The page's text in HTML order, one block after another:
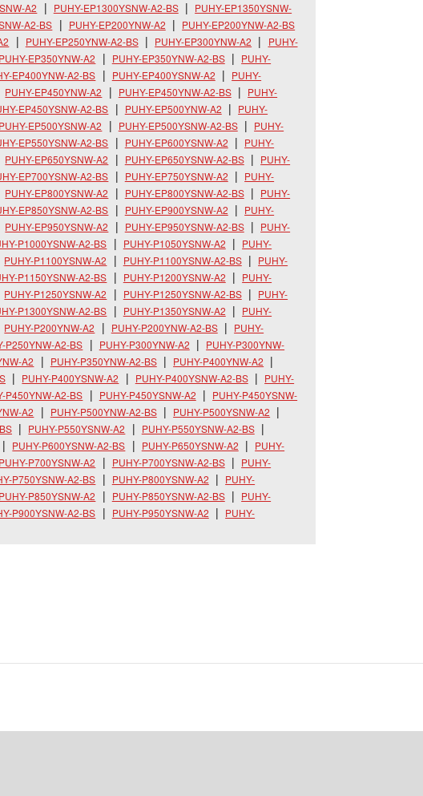
A2 PUHY-EP1300YSNW-A2-BS
PUHY-EP1350YSNW-
A2-BS PUHY-EP200YNW-A2
PUHY-EP200YNW-A2-BS
PUHY-EP250YNW-A2-BS PUHY-EP300YNW-A2
PUHY-
PUHY-EP350YNW-A2 PUHY-EP350YNW-A2-BS
PUHY-
EP400YNW-A2-BS PUHY-EP400YSNW-A2
PUHY-
PUHY-EP450YNW-A2 PUHY-EP450YNW-A2-BS
PUHY-
EP450YSNW-A2-BS PUHY-EP500YNW-A2
PUHY-
PUHY-EP500YSNW-A2 PUHY-EP500YSNW-A2-BS
PUHY-
EP550YSNW-A2-BS PUHY-EP600YSNW-A2
PUHY-
PUHY-EP650YSNW-A2 PUHY-EP650YSNW-A2-BS
PUHY-
EP700YSNW-A2-BS PUHY-EP750YSNW-A2
PUHY-
PUHY-EP800YSNW-A2 PUHY-EP800YSNW-A2-BS
PUHY-
EP850YSNW-A2-BS PUHY-EP900YSNW-A2
PUHY-
PUHY-EP950YSNW-A2 PUHY-EP950YSNW-A2-BS
PUHY-
P1000YSNW-A2-BS PUHY-P1050YSNW-A2
PUHY-
PUHY-P1100YSNW-A2 PUHY-P1100YSNW-A2-BS
PUHY-
P1150YSNW-A2-BS PUHY-P1200YSNW-A2
PUHY-
PUHY-P1250YSNW-A2 PUHY-P1250YSNW-A2-BS
PUHY-
P1300YSNW-A2-BS PUHY-P1350YSNW-A2
PUHY-
PUHY-P200YNW-A2 PUHY-P200YNW-A2-BS
PUHY-
P250YNW-A2-BS PUHY-P300YNW-A2
PUHY-P300YNW-
A2 PUHY-P350YNW-A2-BS
PUHY-P400YNW-A2
PUHY-P400YSNW-A2 PUHY-P400YSNW-A2-BS
PUHY-
P450YNW-A2-BS PUHY-P450YSNW-A2
PUHY-P450YSNW-
A2 PUHY-P500YNW-A2-BS
PUHY-P500YSNW-A2
PUHY-P550YSNW-A2
PUHY-P550YSNW-A2-BS
PUHY-P600YSNW-A2-BS PUHY-P650YSNW-A2
PUHY-
PUHY-P700YSNW-A2 PUHY-P700YSNW-A2-BS
PUHY-
P750YSNW-A2-BS PUHY-P800YSNW-A2
PUHY-
PUHY-P850YSNW-A2 PUHY-P850YSNW-A2-BS
PUHY-
P900YSNW-A2-BS PUHY-P950YSNW-A2
PUHY-